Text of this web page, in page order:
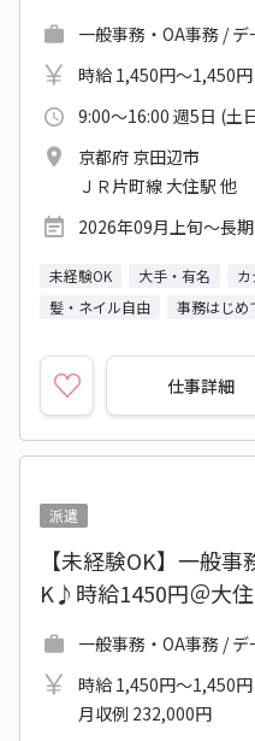
一般事務・OA事務 /
時給 1,450円～1,450円
9:00～16:00 週5日 (土
京都府 京田辺市
ＪＲ片町線 大住駅 他
2026年09月上旬～長期
未経験OK 大手・有名
髪・ネイル自由
事務はじめ
仕事詳細
派遣
【未経験OK】一般
K♪時給1450円＠大住
一般事務・OA事務 /
時給 1,450円～1,450円
月収例 232,000円